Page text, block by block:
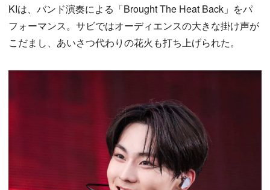
KIは、バンド演奏による「Brought The Heat Back」をパ
フォーマンス。サビではオーディエンスの大きな掛け声が
こだまし、あいさつ代わりの花火も打ち上げられた。